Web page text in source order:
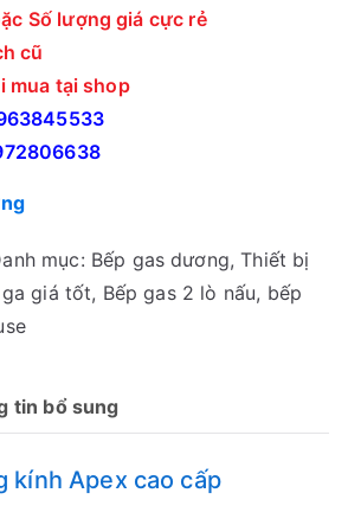
Số lượng giá cực rẻ
cũ
mua tại shop
mục: Bếp gas dương,Thiết bị
ga giá tốt, Bếp gas 2 lò nấu, bếp
tin bổ sung
kính Apex cao cấp